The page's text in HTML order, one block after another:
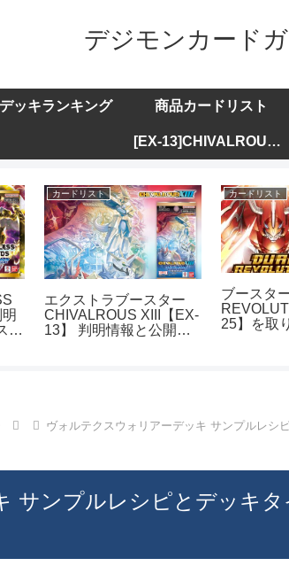
デジモンカード
デッキランキング 商品カードリスト
[EX-13]CHIVALROUS XIII
ト
カードリスト
エクストラブースター
CHIVALROUS XIII【EX-
13】 判明情報と公開カ
カードリスト
ブースタ
25】を取
ヴォルテクスウォリアーデッキ サンプルレシ
サンプルレシピとデッキタ